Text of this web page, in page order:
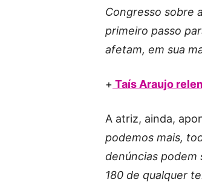
Congresso sobre
primeiro passo
afetam, em sua
+ Taís Araujo
A atriz, ainda,
podemos mais,
denúncias podem
180 de qualquer